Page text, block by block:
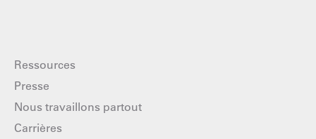
Ressources
Presse
Nous travaillons partout
Carrières